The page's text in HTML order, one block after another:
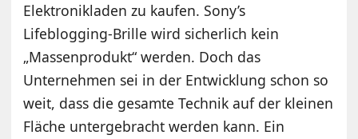
Elektronikladen zu kaufen. Sony’s
Lifeblogging-Brille wird sicherlich kein
„Massenprodukt“ werden. Doch das
Unternehmen sei in der Entwicklung schon so
weit, dass die gesamte Technik auf der kleinen
Fläche untergebracht werden kann. Ein